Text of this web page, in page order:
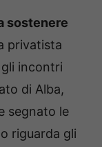
sostenere
privatista
incontri
di Alba,
segnato le
riguarda gli